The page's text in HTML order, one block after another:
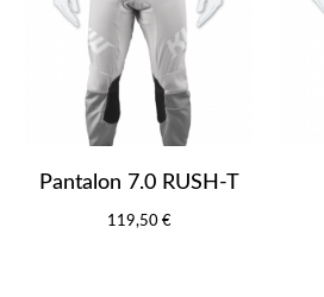
Pantalon 7.0 RUSH-T
119,50 €